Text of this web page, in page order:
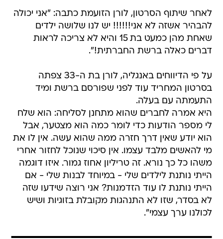
לאחר שיתוף הסרטון, לורן הזועמת כתבה: "אני יכולה
להבהיר אשזה לא אני!!!!!! יש לנו שלושה ילדים
שאחת מהן כמעט בת 15 והיא לא צריכה לראות
דברים כאלה ברשת החברתית!".
על פי הדיווחים באנגליה, לורן בת ה-33 צפתה
בסרטון המחריד עוד לפני שפורסם ברשת ומיד
התעמתה עם בעלה.
היא אמרה לחברים שהוא מתחנן לסליחה: הוא שלח
לי מספר הודעות כדי לומר כמה הוא מצטער, אבל
הוא יודע שאין דרך חזרה ממה שהוא עשה. אין לו את
מי להאשים מלבד עצמו. אין סיכוי שנוכל לחזור אחרי
משהו כל כך נורא. זה טריליון אחוז גמור. איזו דוגמה
הייתי נותנת לילדים שלי - במיוחד לבנות שלי - אם
הייתי נותנת לו עוד הזדמנות? אני רוצה שידעו שזה
לא בסדר, שזו לא התנהגות מקובלת בזוגיות ושיש
לכולנו ערך עצמי".